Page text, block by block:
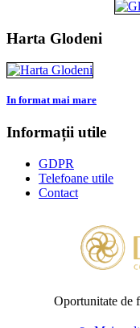
Harta Glodeni
In format mai mare
Informații utile
GDPR
Telefoane utile
Contact
Oportunitate de